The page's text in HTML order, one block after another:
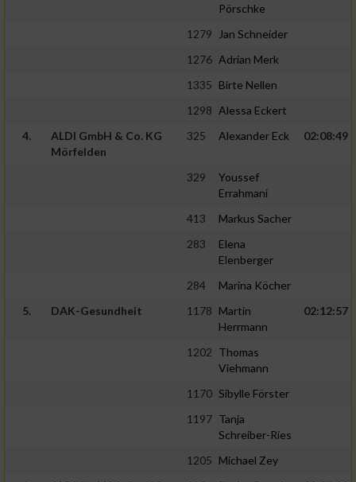
Pörschke
1279
Jan Schneider
1276 Adrian Merk
1335 Birte Nellen
1298 Alessa Eckert
4.
ALDI GmbH & Co. KG
Mörfelden
325 Alexander Eck 02:08:49
329
Youssef
Errahmani
413
Markus Sacher
283
Elena
Elenberger
284
Marina Köcher
5.
DAK-Gesundheit 1178 Martin
Herrmann
02:12:57
1202 Thomas
Viehmann
1170 Sibylle Förster
1197 Tanja
Schreiber-Ries
1205 Michael Zey